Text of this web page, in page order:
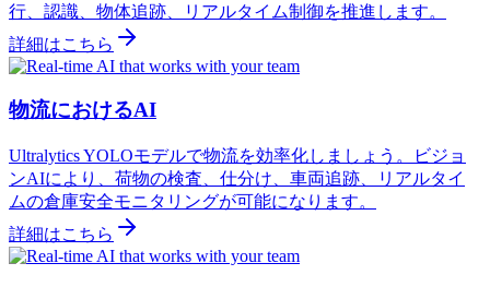
行、認識、物体追跡、リアルタイム制御を推進します。
詳細はこちら
物流におけるAI
Ultralytics YOLOモデルで物流を効率化しましょう。ビジョ
ンAIにより、荷物の検査、仕分け、車両追跡、リアルタイ
ムの倉庫安全モニタリングが可能になります。
詳細はこちら